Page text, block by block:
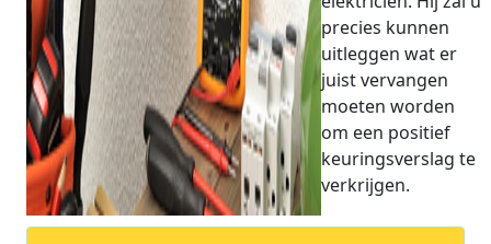
precies kunnen
uitleggen wat er
juist vervangen
moeten worden
om een positief
keuringsverslag te
verkrijgen.